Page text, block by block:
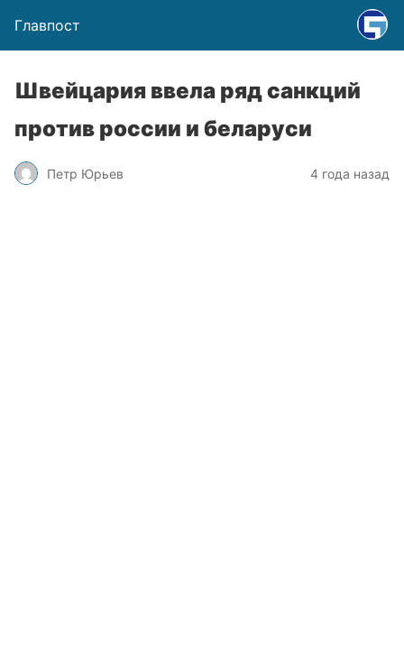
Главпост
Швейцария ввела ряд санкций
против россии и беларуси
Петр Юрьев 4 года назад